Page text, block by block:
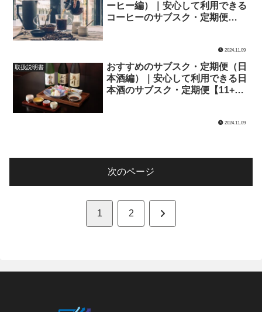
ーヒー編）｜安心して利用できる
コーヒーのサブスク・定期便
2024.11.09
取扱説明書
おすすめのサブスク・定期便（日
本酒編）｜安心して利用できる日
本酒のサブスク・定期便【11+1
2024.11.09
次のページ
1 2 次